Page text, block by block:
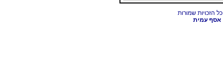
אסף עמית